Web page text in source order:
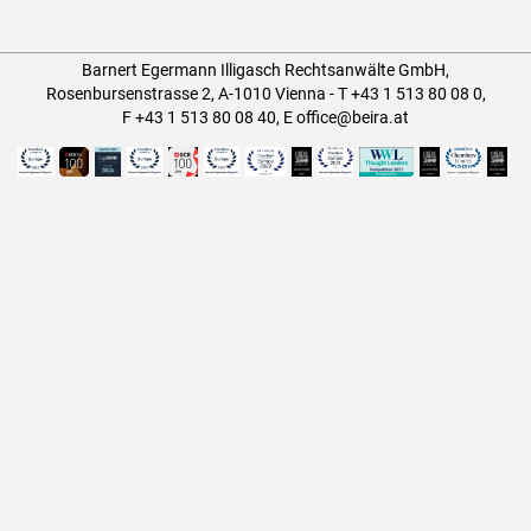
Barnert Egermann Illigasch Rechtsanwälte GmbH,
Rosenbursenstrasse 2, A-1010 Vienna - T+43 1 513 80 08 0,
F +43 1 513 80 08 40, Eoffice@beira.at